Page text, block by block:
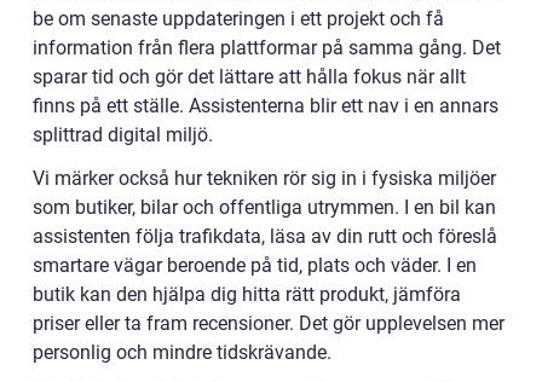
be om senaste uppdateringen i ett projekt och få
information från flera plattformar på samma gång. Det
sparar tid och gör det lättare att hålla fokus när allt
finns på ett ställe. Assistenterna blir ett nav i en annars
splittrad digital miljö.
Vi märker också hur tekniken rör sig in i fysiska miljöer
som butiker, bilar och offentliga utrymmen. I en bil kan
assistenten följa trafikdata, läsa av din rutt och föreslå
smartare vägar beroende på tid, plats och väder. I en
butik kan den hjälpa dig hitta rätt produkt, jämföra
priser eller ta fram recensioner. Det gör upplevelsen mer
personlig och mindre tidskrävande.